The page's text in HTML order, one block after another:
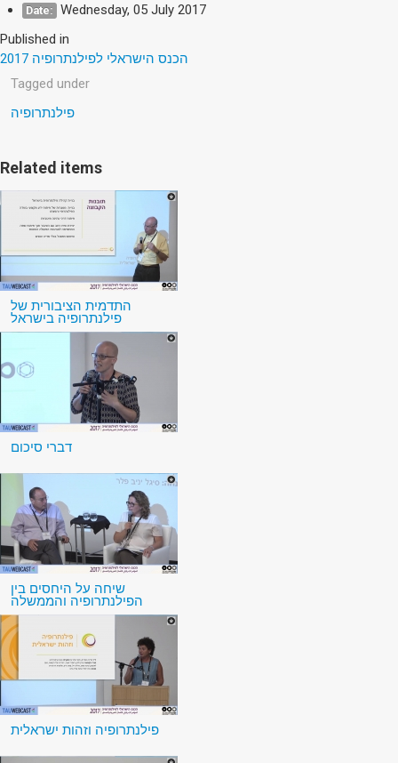
Date: Wednesday, 05 July 2017
Published in
הכנס הישראלי לפילנתרופיה 2017
Tagged under
פילנתרופיה
Related items
התדמית הציבורית של
פילנתרופיה בישראל
דברי סיכום
שיחה על היחסים בין
הפילנתרופיה והממשלה
פילנתרופיה וזהות ישראלית